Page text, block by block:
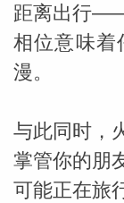
米勒
距离出行
相位意味着
漫。
与此同时，
掌管你的朋
可能正在旅